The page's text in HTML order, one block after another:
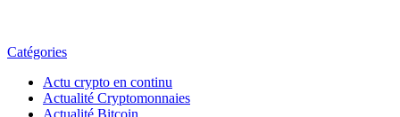
Catégories
Actu crypto en continu
Actualité Cryptomonnaies
Actualité Bitcoin